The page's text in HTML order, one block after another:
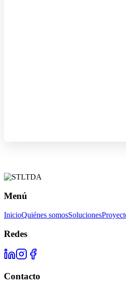
Menú
InicioQuiénes somosSoluciones
Redes
Contacto